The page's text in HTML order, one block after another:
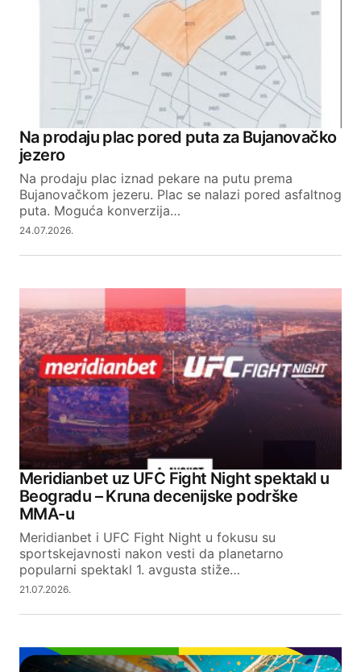
Na prodaju plac pored puta za Bujanovačko
jezero
Na prodaju plac iznad pekare na putu prema
Bujanovačkom jezeru. Plac se nalazi pored asfaltnog
puta. Moguća konverzija…
24.07.2026.
Meridianbet uz UFC Fight Night spektakl u
Beogradu – Kruna decenijske podrške
MMA-u
Meridianbet i UFC Fight Night u fokusu su
sportskejavnosti nakon vesti da planetarno
popularni spektakl 1. avgusta stiže…
21.07.2026.